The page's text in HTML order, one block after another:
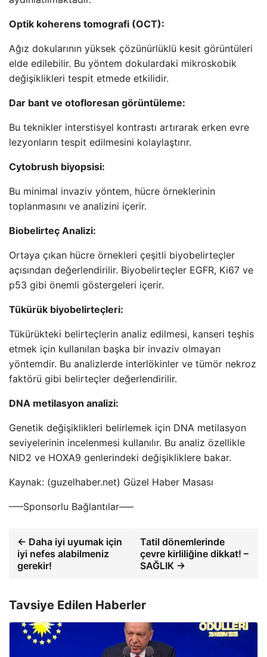
Optik koherens tomografi (OCT):
Ağız dokularının yüksek çözünürlüklü kesit görüntüleri
elde edilebilir. Bu yöntem dokulardaki mikroskobik
değişiklikleri tespit etmede etkilidir.
Dar bant ve otofloresan görüntüleme:
Bu teknikler interstisyel kontrastı artırarak erken evre
lezyonların tespit edilmesini kolaylaştırır.
Cytobrush biyopsisi:
Bu minimal invaziv yöntem, hücre örneklerinin
toplanmasını ve analizini içerir.
Biobelirteç Analizi:
Ortaya çıkan hücre örnekleri çeşitli biyobelirteçler
açısından değerlendirilir. Biyobelirteçler EGFR, Ki67 ve
p53 gibi önemli göstergeleri içerir.
Tükürük biyobelirteçleri:
Tükürükteki belirteçlerin analiz edilmesi, kanseri teşhis
etmek için kullanılan başka bir invaziv olmayan
yöntemdir. Bu analizlerde interlökinler ve tümör nekroz
faktörü gibi belirteçler değerlendirilir.
DNA metilasyon analizi:
Genetik değişiklikleri belirlemek için DNA metilasyon
seviyelerinin incelenmesi kullanılır. Bu analiz özellikle
NID2 ve HOXA9 genlerindeki değişikliklere bakar.
Kaynak: (guzelhaber.net) Güzel Haber Masası
—–Sponsorlu Bağlantılar—–
← Daha iyi uyumak için
iyi nefes alabilmeniz
gerekir!
Tatil dönemlerinde
çevre kirliliğine dikkat! –
SAĞLIK →
Tavsiye Edilen Haberler